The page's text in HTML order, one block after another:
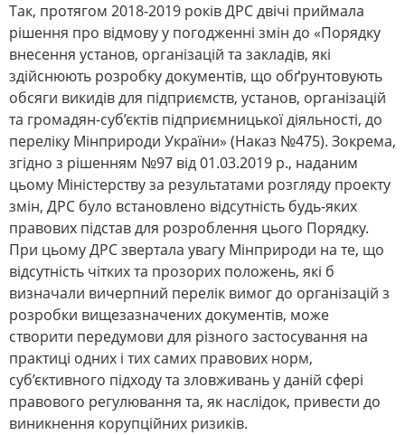
Так, протягом 2018-2019 років ДРС двічі приймала
рішення про відмову у погодженні змін до «Порядку
внесення установ, організацій та закладів, які
здійснюють розробку документів, що обґрунтовують
обсяги викидів для підприємств, установ, організацій
та громадян-суб’єктів підприємницької діяльності, до
переліку Мінприроди України» (Наказ №475). Зокрема,
згідно з рішенням №97 від 01.03.2019 р., наданим
цьому Міністерству за результатами розгляду проекту
змін, ДРС було встановлено відсутність будь-яких
правових підстав для розроблення цього Порядку.
При цьому ДРС звертала увагу Мінприроди на те, що
відсутність чітких та прозорих положень, які б
визначали вичерпний перелік вимог до організацій з
розробки вищезазначених документів, може
створити передумови для різного застосування на
практиці одних і тих самих правових норм,
суб’єктивного підходу та зловживань у даній сфері
правового регулювання та, як наслідок, привести до
виникнення корупційних ризиків.